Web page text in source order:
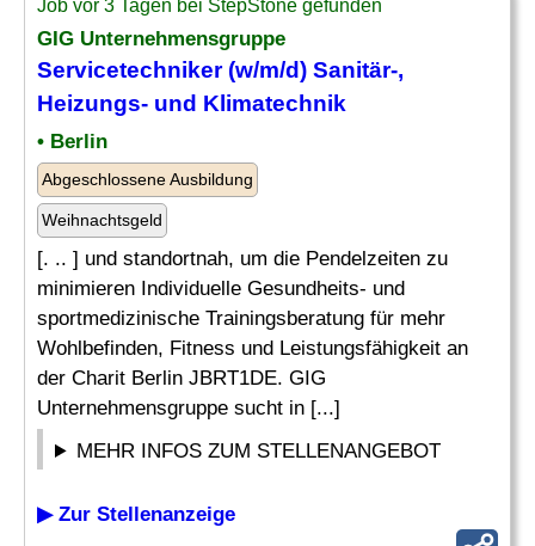
Job vor 3 Tagen bei StepStone gefunden
GIG Unternehmensgruppe
Servicetechniker(w/m/d) Sanitär-,
Heizungs- und Klimatechnik
• Berlin
Abgeschlossene Ausbildung
Weihnachtsgeld
[. .. ] und standortnah, um die Pendelzeiten zu
minimieren Individuelle Gesundheits- und
sportmedizinische Trainingsberatung für mehr
Wohlbefinden, Fitness und Leistungsfähigkeit an
der Charit Berlin JBRT1DE. GIG
Unternehmensgruppe sucht in [...]
MEHR INFOS ZUM STELLENANGEBOT
▶ Zur Stellenanzeige